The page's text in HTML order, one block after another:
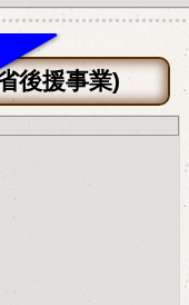
後援事業)